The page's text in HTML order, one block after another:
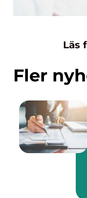
Läs
Fler